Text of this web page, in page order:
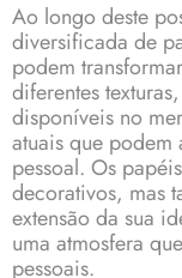
Ao longo deste
diversificada de
podem
diferentes
disponíveis no
atuais que podem
pessoal. Os
decorativos, mas
extensão da sua
uma atmosfera
pessoais.